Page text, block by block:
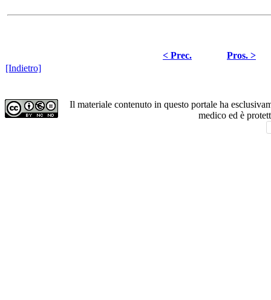
< Prec.
Pros. >
[Indietro]
Il materiale contenuto in questo portale ha
medico ed è